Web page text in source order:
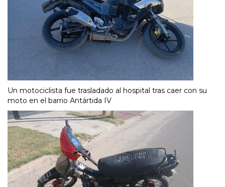
Un motociclista fue trasladado al hospital tras caer con su
moto en el barrio Antártida IV